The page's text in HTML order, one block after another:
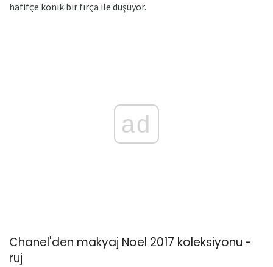
hafifçe konik bir fırça ile düşüyor.
ad
Chanel'den makyaj Noel 2017 koleksiyonu -
ruj